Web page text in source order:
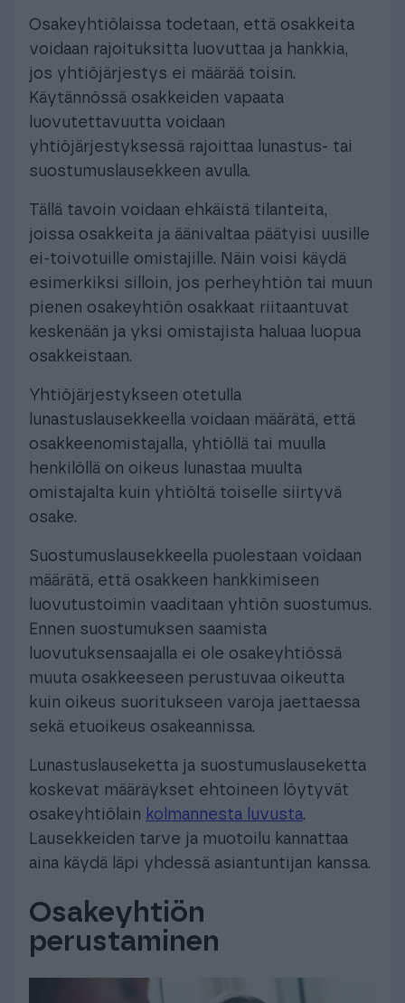
Osakeyhtiölaissa todetaan, että osakkeita
voidaan rajoituksitta luovuttaa ja hankkia,
jos yhtiöjärjestys ei määrää toisin.
Käytännössä osakkeiden vapaata
luovutettavuutta voidaan
yhtiöjärjestyksessä rajoittaa lunastus- tai
suostumuslausekkeen avulla.
Tällä tavoin voidaan ehkäistä tilanteita,
joissa osakkeita ja äänivaltaa päätyisi uusille
ei-toivotuille omistajille. Näin voisi käydä
esimerkiksi silloin, jos perheyhtiön tai muun
pienen osakeyhtiön osakkaat riitaantuvat
keskenään ja yksi omistajista haluaa luopua
osakkeistaan.
Yhtiöjärjestykseen otetulla
lunastuslausekkeella voidaan määrätä, että
osakkeenomistajalla, yhtiöllä tai muulla
henkilöllä on oikeus lunastaa muulta
omistajalta kuin yhtiöltä toiselle siirtyvä
osake.
Suostumuslausekkeella puolestaan voidaan
määrätä, että osakkeen hankkimiseen
luovutustoimin vaaditaan yhtiön suostumus.
Ennen suostumuksen saamista
luovutuksensaajalla ei ole osakeyhtiössä
muuta osakkeeseen perustuvaa oikeutta
kuin oikeus suoritukseen varoja jaettaessa
sekä etuoikeus osakeannissa.
Lunastuslauseketta ja suostumuslauseketta
koskevat määräykset ehtoineen löytyvät
osakeyhtiölain kolmannesta luvusta.
Lausekkeiden tarve ja muotoilu kannattaa
aina käydä läpi yhdessä asiantuntijan kanssa.
Osakeyhtiön
perustaminen